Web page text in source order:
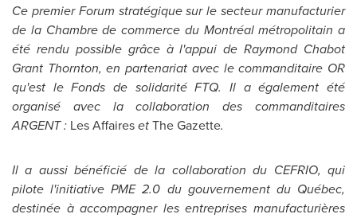
Ce premier Forum stratégique sur le secteur manufacturier
de la Chambre de commerce du Montréal métropolitain a
été rendu possible grâce à l'appui deRaymond Chabot
Grant Thornton, en partenariat avec le commanditaire OR
qu'est le Fonds de solidarité FTQ. Il a également été
organisé avec la collaboration des commanditaires
ARGENT : Les AffairesetThe Gazette.
Il a aussi bénéficié de la collaboration du CEFRIO, qui
pilote l'initiative PME 2.0 du gouvernement du Québec,
destinée à accompagner les entreprises manufacturières